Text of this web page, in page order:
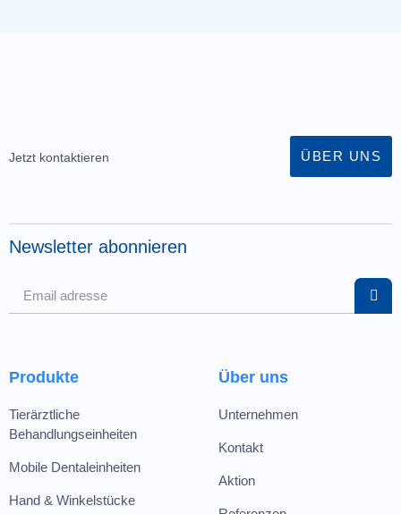
Jetzt kontaktieren ÜBER UNS
Newsletter abonnieren
Produkte
Tierärztliche
Behandlungseinheiten
Mobile Dentaleinheiten
Hand & Winkelstücke
Über uns
Unternehmen
Kontakt
Aktion